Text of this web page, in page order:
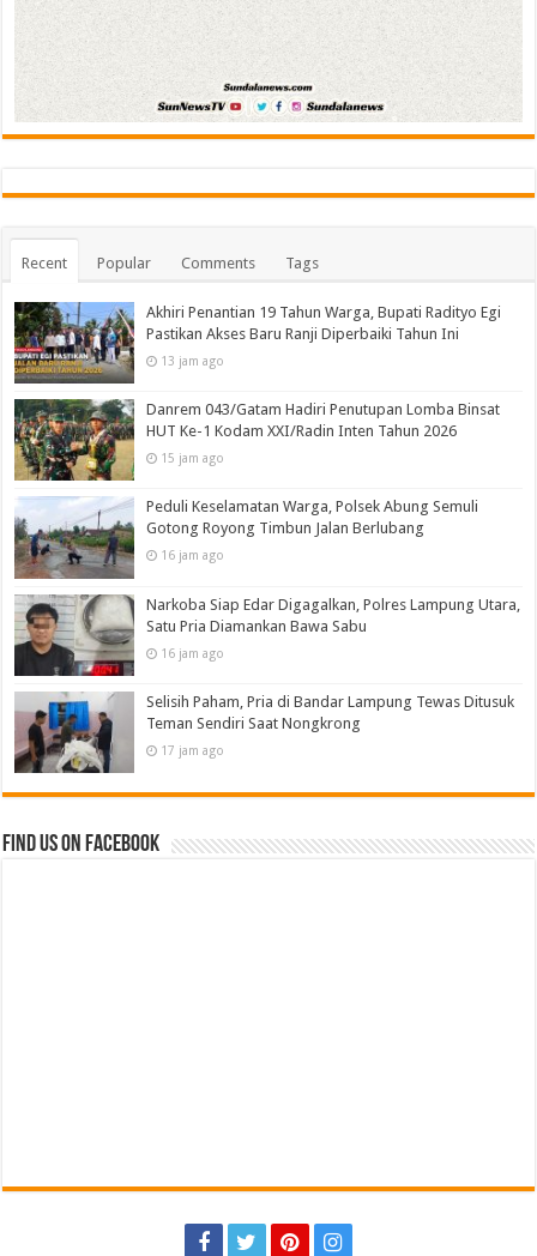
Recent Popular Comments Tags
Akhiri Penantian 19 Tahun Warga, Bupati Radityo Egi
Pastikan Akses Baru Ranji Diperbaiki Tahun Ini
13 jam ago
Danrem 043/Gatam Hadiri Penutupan Lomba Binsat
HUT Ke-1 Kodam XXI/Radin Inten Tahun 2026
15 jam ago
Peduli Keselamatan Warga, Polsek Abung Semuli
Gotong Royong Timbun Jalan Berlubang
16 jam ago
Narkoba Siap Edar Digagalkan, Polres Lampung Utara,
Satu Pria Diamankan Bawa Sabu
16 jam ago
Selisih Paham, Pria di Bandar Lampung Tewas Ditusuk
Teman Sendiri Saat Nongkrong
17 jam ago
Find us on Facebook